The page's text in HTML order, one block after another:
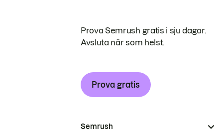
Prova Semrush gratis i sju dagar.
Avsluta när som helst.
Prova gratis
Semrush